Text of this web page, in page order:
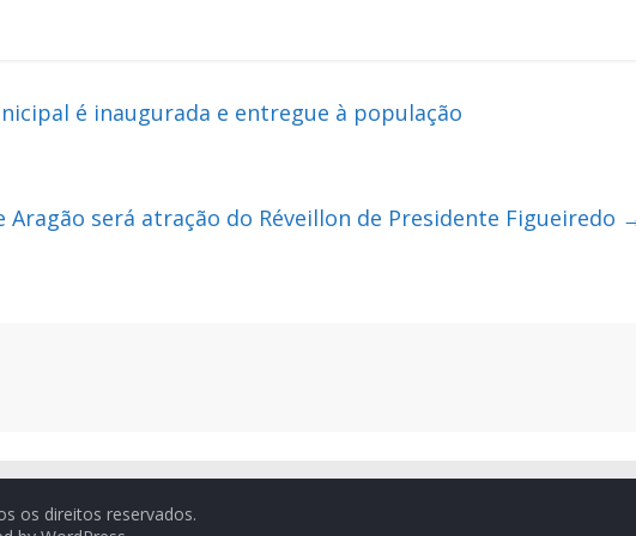
é inaugurada e entregue à população
Aragão será atração do Réveillon de Presidente Figueiredo
os direitos reservados.